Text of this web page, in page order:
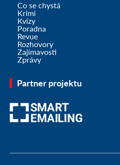
Co se chystá
Krimi
Kvízy
Poradna
Revue
Rozhovory
Zajímavosti
Zprávy
Partner projektu